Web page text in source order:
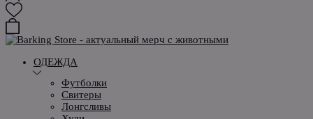
ОДЕЖДА
Футболки
Свитеры
Лонгсливы